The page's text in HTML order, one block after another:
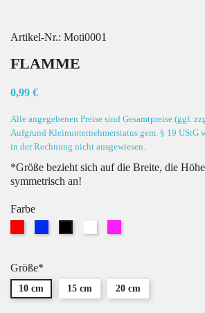
Artikel-Nr.: Moti0001
FLAMME
0,99 €
Alle angegebenen Preise sind Gesamtpreise (ggf.
Aufgrund Kleinunternehmerstatus gem. § 19 UStG
in der Rechnung nicht ausgewiesen.
*Größe bezieht sich auf die Breite, die
symmetrisch an!
Farbe
Größe*
10 cm 15 cm 20 cm